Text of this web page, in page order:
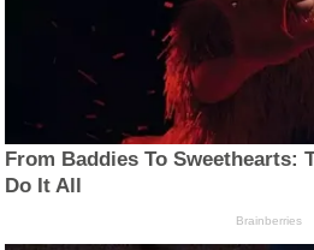
From Baddies To Sweethearts:
Do It All
Brainberries